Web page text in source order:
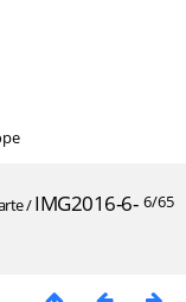
6/65
/IMG2016-6-